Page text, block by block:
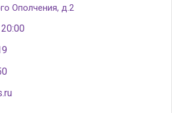
Ополчения, д.2